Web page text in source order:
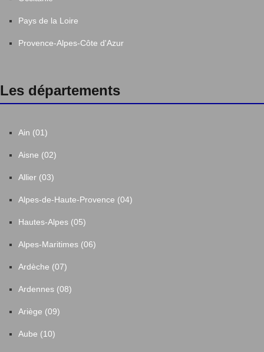
Pays de la Loire
Provence-Alpes-Côte d'Azur
Les départements
Ain (01)
Aisne (02)
Allier (03)
Alpes-de-Haute-Provence (04)
Hautes-Alpes (05)
Alpes-Maritimes (06)
Ardèche (07)
Ardennes (08)
Ariège (09)
Aube (10)